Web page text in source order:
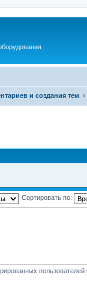
и создания тем
Сортировать по:
пользователей